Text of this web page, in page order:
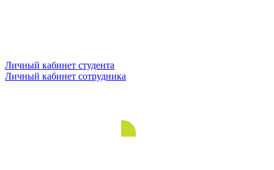
Личный кабинет студента
Личный кабинет сотрудника